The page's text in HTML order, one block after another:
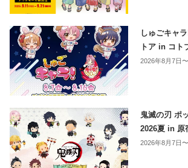
しゅごキャ
トア in コト
2026年8月7日
鬼滅の刃 ポ
2026夏 in 原
2026年8月7日